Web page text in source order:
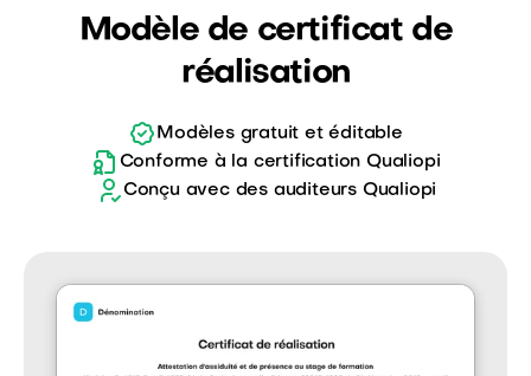
Modèle de certificat de
réalisation
Modèles gratuit et éditable
Conforme à la certification Qualiopi
Conçu avec des auditeurs Qualiopi